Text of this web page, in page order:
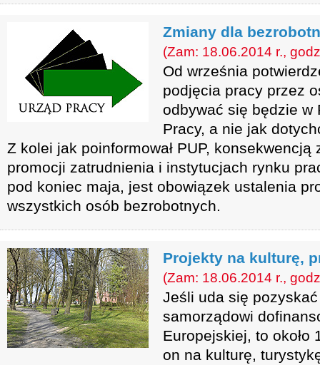
Zmiany dla
(Zam: 18.06.2014 r.,
Od września
podjęcia pracy przez
odbywać się będzie w
Pracy, a nie jak
Z kolei jak poinformował PUP, konsekwencją
promocji zatrudnienia i instytucjach rynku
pod koniec maja, jest obowiązek ustalenia
wszystkich osób bezrobotnych.
Projekty na kulturę,
(Zam: 18.06.2014 r.,
Jeśli uda się
samorządowi
Europejskiej, to około
on na kulturę,